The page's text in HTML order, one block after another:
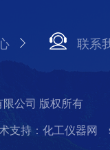
联系
公司 版权所有
支持：化工仪器网